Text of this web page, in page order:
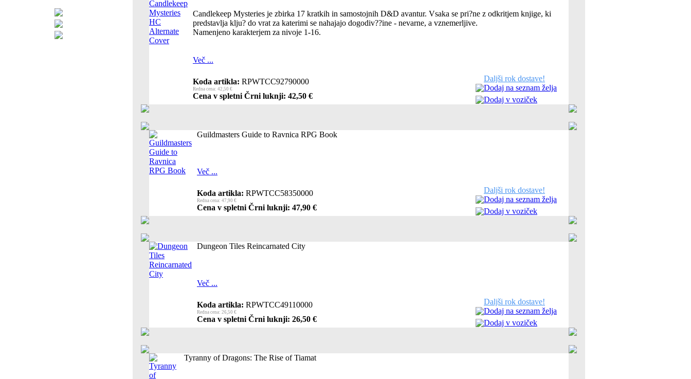
Candlekeep Mysteries je zbirka 17 kratkih in samostojnih D&D avantur. Vsaka se pri?ne z odkritjem knjige, ki
predstavlja klju? do vrat za katerimi se nahajajo dogodiv??ine - nevarne, a vznemerljive.
Namenjeno karakterjem za nivoje 1-16.
Več ...
Koda artikla: RPWTCC92790000
Redna cena: 42,50 €
Cena v spletni Črni luknji: 42,50 €
Daljši rok dostave!
Dodaj na seznam želja
Dodaj v voziček
Guildmasters Guide to Ravnica RPG Book
Več ...
Koda artikla: RPWTCC58350000
Redna cena: 47,90 €
Cena v spletni Črni luknji: 47,90 €
Daljši rok dostave!
Dodaj na seznam želja
Dodaj v voziček
Dungeon Tiles Reincarnated City
Več ...
Koda artikla: RPWTCC49110000
Redna cena: 26,50 €
Cena v spletni Črni luknji: 26,50 €
Daljši rok dostave!
Dodaj na seznam želja
Dodaj v voziček
Tyranny of Dragons: The Rise of Tiamat